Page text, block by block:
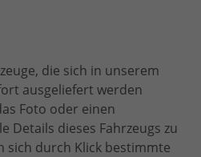
die sich in unserem
ausgeliefert werden
Foto oder einen
Details dieses Fahrzeugs zu
sich durch Klick bestimmte